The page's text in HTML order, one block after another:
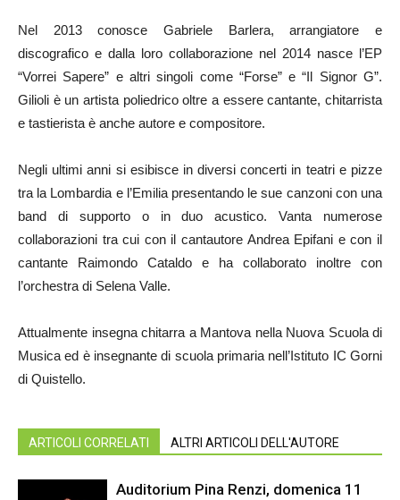
Nel 2013 conosce Gabriele Barlera, arrangiatore e
discografico e dalla loro collaborazione nel 2014 nasce l’EP
“Vorrei Sapere” e altri singoli come “Forse” e “Il Signor G”.
Gilioli è un artista poliedrico oltre a essere cantante, chitarrista
e tastierista è anche autore e compositore.
Negli ultimi anni si esibisce in diversi concerti in teatri e pizze
tra la Lombardia e l’Emilia presentando le sue canzoni con una
band di supporto o in duo acustico. Vanta numerose
collaborazioni tra cui con il cantautore Andrea Epifani e con il
cantante Raimondo Cataldo e ha collaborato inoltre con
l’orchestra di Selena Valle.
Attualmente insegna chitarra a Mantova nella Nuova Scuola di
Musica ed è insegnante di scuola primaria nell’Istituto IC Gorni
di Quistello.
ARTICOLI CORRELATI ALTRI ARTICOLI DELL'AUTORE
Auditorium Pina Renzi, domenica 11